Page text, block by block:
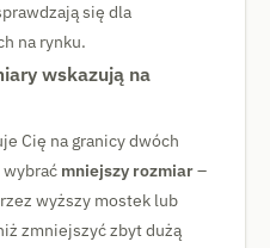
się dla
na rynku.
wskazują na
Cię na granicy dwóch
mniejszy rozmiar–
wyższy mostek lub
zmniejszyć zbyt dużą